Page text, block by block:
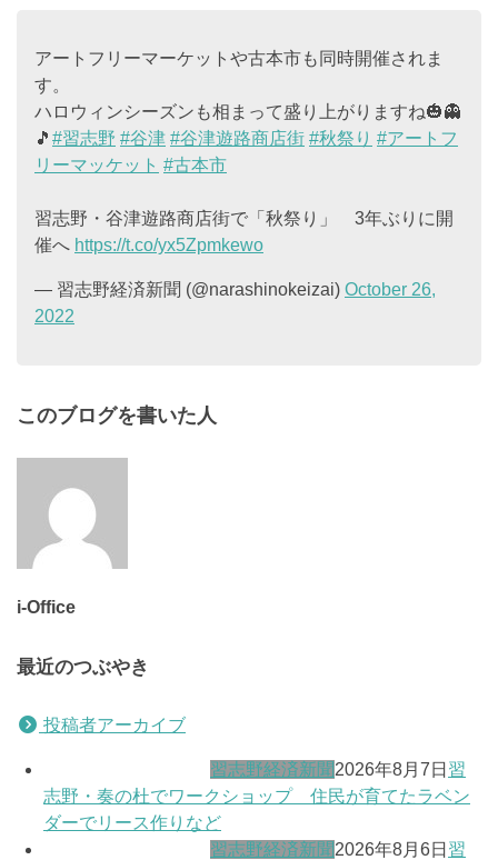
アートフリーマーケットや古本市も同時開催されま
す。
ハロウィンシーズンも相まって盛り上がりますね🎃👻
🎵 #習志野 #谷津 #谷津遊路商店街 #秋祭り #アートフ
リーマッケット #古本市
習志野・谷津遊路商店街で「秋祭り」 3年ぶりに開
催へ https://t.co/yx5Zpmkewo
— 習志野経済新聞 (@narashinokeizai) October 26,
2022
このブログを書いた人
i-Office
最近のつぶやき
投稿者アーカイブ
習志野経済新聞2026年8月7日 習
志野・奏の杜でワークショップ 住民が育てたラベン
ダーでリース作りなど
習志野経済新聞2026年8月6日 習